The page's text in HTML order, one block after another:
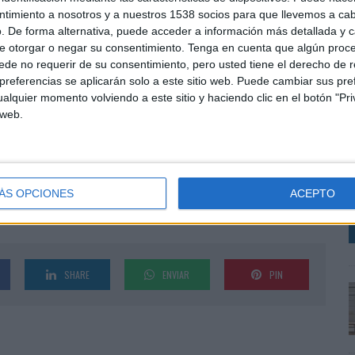
a nosotros y a nuestros 1538 socios para que llevemos a
De forma alternativa, puede acceder a información más detallada y
otorgar o negar su consentimiento. Tenga en cuenta que algún
no requerir de su consentimiento, pero usted tiene el derecho de
se aplicarán solo a este sitio web. Puede cambiar sus
momento volviendo a este sitio y haciendo clic en el botón
OPCIONES ACEPTO
gran ayuda para afrontar el futuro de una manera
ya larga en la presidencia creo que es el
el nuevo ciclo con Manuel Mirat como consejero
2029 tiene marcadas unas bases de futuro que
enfoques e ideas y estoy seguro de que va a
planes de mejora y crecimiento que
SHARE ENVIAR PIN